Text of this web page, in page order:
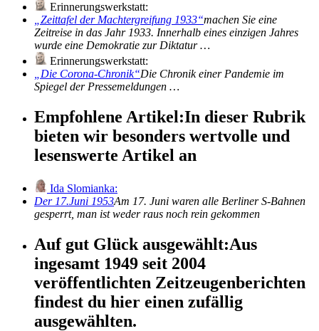
Erinnerungswerkstatt:
Zeittafel der Machtergreifung 1933 machen Sie eine
Zeitreise in das Jahr 1933. Innerhalb eines einzigen Jahres
wurde eine Demokratie zur Diktatur …
Erinnerungswerkstatt:
Die Corona-Chronik Die Chronik einer Pandemie im
Spiegel der Pressemeldungen …
Empfohlene Artikel:In dieser Rubrik
bieten wir besonders wertvolle und
lesenswerte Artikel an
Ida Slomianka:
Der 17.Juni 1953Am 17. Juni waren alle Berliner S-Bahnen
gesperrt, man ist weder raus noch rein gekommen
Auf gut Glück ausgewählt:Aus
ingesamt 1949 seit 2004
veröffentlichten Zeitzeugenberichten
findest du hier einen zufällig
ausgewählten.